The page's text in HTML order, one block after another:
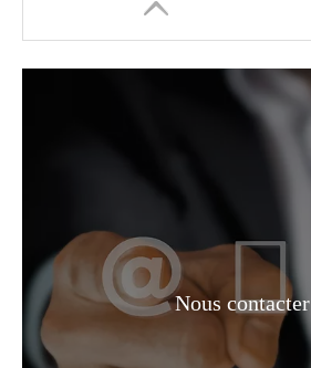
Téréphtalate de dioctyle
Nous contacter